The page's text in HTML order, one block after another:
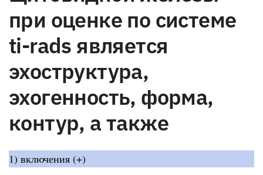
при оценке по системе
ti-rads является
эхоструктура,
эхогенность, форма,
контур, а также
1) включения (+)